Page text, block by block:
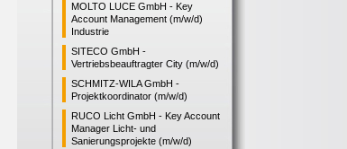
MOLTO LUCE GmbH - Key
Account Management (m/w/d)
Industrie
SITECO GmbH -
Vertriebsbeauftragter City (m/w/d)
SCHMITZ-WILA GmbH -
Projektkoordinator (m/w/d)
RUCO Licht GmbH - Key Account
Manager Licht- und
Sanierungsprojekte (m/w/d)